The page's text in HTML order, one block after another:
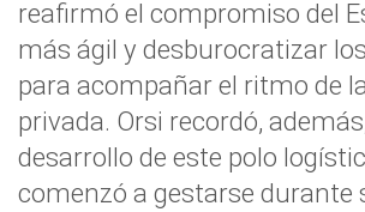
reafirmó el compromiso del
más ágil y desburocratizar
para acompañar el ritmo de
privada. Orsi recordó,
desarrollo de este polo
comenzó a gestarse durante